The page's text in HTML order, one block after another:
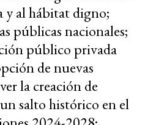
y al hábitat digno;
públicas nacionales;
público privada
de nuevas
la creación de
salto histórico en el